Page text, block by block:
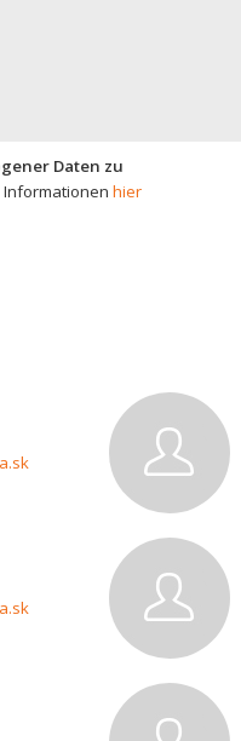
Daten zu
Informationen hier